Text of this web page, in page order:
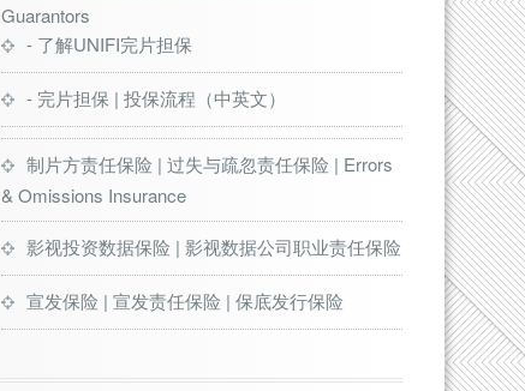
Guarantors
- 了解UNIFI完片担保
- 完片担保 | 投保流程（中英文）
制片方责任保险 | 过失与疏忽责任保险 | Errors
& Omissions Insurance
影视投资数据保险 | 影视数据公司职业责任保险
宣发保险 | 宣发责任保险 | 保底发行保险